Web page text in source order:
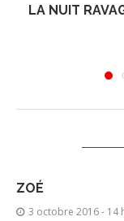
LA NUIT
ZOÉ
3 octobre 2016 - 14